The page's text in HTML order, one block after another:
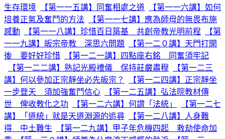
生存環境
【第一一五講】同奮相處之道
【第一一六講】如何
培養正氣及奮鬥的方法
【第一一七講】應為師母的無畏布施
感動
【第一一八講】珍惜百日築基 共創帝教光明前程
【第
一一九講】皈宗帝教 深思六問題
【第一二０講】天門打開
後 要好好珍惜
【第一二一講】四點座右銘 同奮須牢記
【第一二二講】熟記光殿禮儀 保持莊嚴肅穆
【第一二三
講】何以參加正宗靜坐必先皈宗？
【第一二四講】正宗靜坐
一步登天 須加強奮鬥信心
【第一二五講】弘法院教材傳
世 俾收教化之功
【第一二六講】何謂「法統」
【第一二七
講】「道統」就是天道淵源的追尋
【第一二八講】人身難
得 中土難生
【第一二九講】甲子年危機四起 救劫使命加